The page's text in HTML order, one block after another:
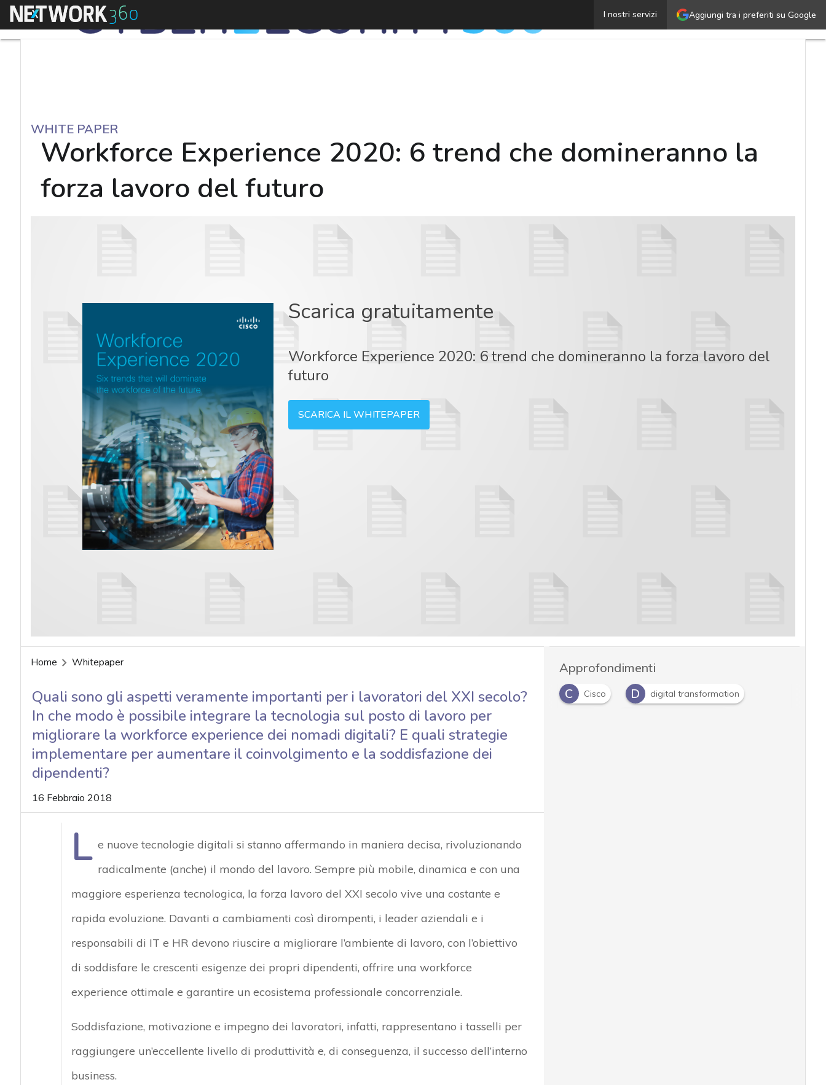
Aggiungi tra i preferiti su Google
I nostri servizi
Menu Workforce Experience 2020: 6 trend che
WHITE PAPER
Workforce Experience 2020: 6 trend che domineranno la
forza lavoro del futuro
Scarica gratuitamente
Workforce Experience 2020: 6 trend che domineranno la forza lavoro del
futuro
SCARICA IL WHITEPAPER
Home Whitepaper
Quali sono gli aspetti veramente importanti per i lavoratori del XXI secolo?
In che modo è possibile integrare la tecnologia sul posto di lavoro per
migliorare la workforce experience dei nomadi digitali? E quali strategie
implementare per aumentare il coinvolgimento e la soddisfazione dei
dipendenti?
16 Febbraio 2018
L e nuove tecnologie digitali si stanno affermando in maniera decisa, rivoluzionando
radicalmente (anche) il mondo del lavoro. Sempre più mobile, dinamica e con una
maggiore esperienza tecnologica, la forza lavoro del XXI secolo vive una costante e
rapida evoluzione. Davanti a cambiamenti così dirompenti, i leader aziendali e i
responsabili di IT e HR devono riuscire a migliorare l’ambiente di lavoro, con l’obiettivo
di soddisfare le crescenti esigenze dei propri dipendenti, offrire una workforce
experience ottimale e garantire un ecosistema professionale concorrenziale.
Soddisfazione, motivazione e impegno dei lavoratori, infatti, rappresentano i tasselli per
raggiungere un’eccellente livello di produttività e, di conseguenza, il successo dell’interno
business.
Approfondimenti
C
Cisco D digital transformation